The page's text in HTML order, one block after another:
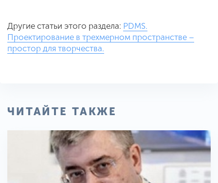
Другие статьи этого раздела: PDMS.
Проектирование в трехмерном пространстве –
простор для творчества.
ЧИТАЙТЕ ТАКЖЕ